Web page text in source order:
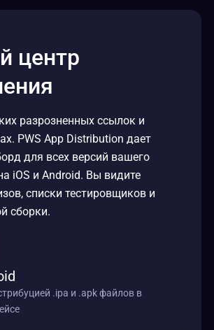
центр
разрозненных ссылок и
PWS App Distribution дает
для всех версий вашего
iOS и Android. Вы видите
списки тестировщиков и
сборки.
.ipa и .apk файлов в